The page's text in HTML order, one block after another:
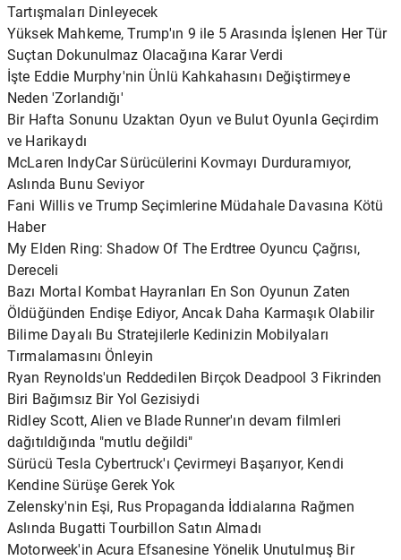
Tartışmaları Dinleyecek
Yüksek Mahkeme, Trump'ın 9 ile 5 Arasında İşlenen Her Tür
Suçtan Dokunulmaz Olacağına Karar Verdi
İşte Eddie Murphy'nin Ünlü Kahkahasını Değiştirmeye
Neden 'Zorlandığı'
Bir Hafta Sonunu Uzaktan Oyun ve Bulut Oyunla Geçirdim
ve Harikaydı
McLaren IndyCar Sürücülerini Kovmayı Durduramıyor,
Aslında Bunu Seviyor
Fani Willis ve Trump Seçimlerine Müdahale Davasına Kötü
Haber
My Elden Ring: Shadow Of The Erdtree Oyuncu Çağrısı,
Dereceli
Bazı Mortal Kombat Hayranları En Son Oyunun Zaten
Öldüğünden Endişe Ediyor, Ancak Daha Karmaşık Olabilir
Bilime Dayalı Bu Stratejilerle Kedinizin Mobilyaları
Tırmalamasını Önleyin
Ryan Reynolds'un Reddedilen Birçok Deadpool 3 Fikrinden
Biri Bağımsız Bir Yol Gezisiydi
Ridley Scott, Alien ve Blade Runner'ın devam filmleri
dağıtıldığında "mutlu değildi"
Sürücü Tesla Cybertruck'ı Çevirmeyi Başarıyor, Kendi
Kendine Sürüşe Gerek Yok
Zelensky'nin Eşi, Rus Propaganda İddialarına Rağmen
Aslında Bugatti Tourbillon Satın Almadı
Motorweek'in Acura Efsanesine Yönelik Unutulmuş Bir